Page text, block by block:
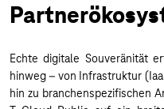
Echte digitale Souveränität
hinweg – von Infrastruktur
hin zu branchenspezifischen